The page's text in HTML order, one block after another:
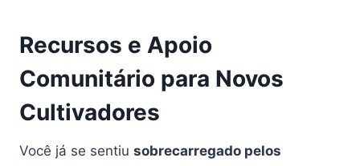
Recursos e Apoio
Comunitário para Novos
Cultivadores
Você já se sentiu sobrecarregado pelos